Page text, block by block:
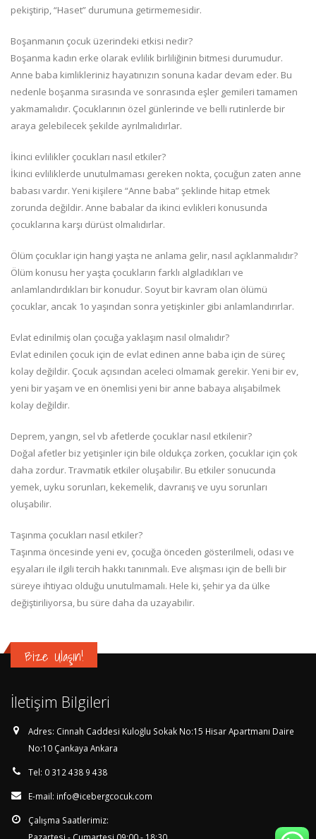
pekiştirip, “Haset” durumuna getirmemesidir.
Boşanmanın çocuk üzerindeki etkisi nedir?
Boşanma kadın erke olarak evlilik birliliğinin bitmesi durumudur.
Anne baba kimlikleriniz hayatınızın sonuna kadar devam eder. Bu
nedenle boşanma sırasında ve sonrasında eşler gemileri tamamen
yakmamalıdır. Çocuklarının özel günlerinde ve belli rutinlerde bir
araya gelebilecek şekilde ayrılmalıdırlar.
İkinci evlilikler çocukları nasıl etkiler?
İkinci evliliklerde unutulmaması gereken nokta, çocuğun zaten anne
babası vardır. Yeni kişilere “Anne baba” şeklinde hitap etmek
zorunda değildir. Anne babalar da ikinci evlikleri konusunda
çocuklarına karşı dürüst olmalıdırlar.
Ölüm çocuklar için hangi yaşta ne anlama gelir, nasıl açıklanmalıdır?
Ölüm konusu her yaşta çocukların farklı algıladıkları ve
anlamlandırdıkları bir konudur. Soyut bir kavram olan ölümü
çocuklar, ancak 1o yaşından sonra yetişkinler gibi anlamlandırırlar.
Evlat edinilmiş olan çocuğa yaklaşım nasıl olmalıdır?
Evlat edinilen çocuk için de evlat edinen anne baba için de süreç
kolay değildir. Çocuk açısından aceleci olmamak gerekir. Yeni bir ev,
yeni bir yaşam ve en önemlisi yeni bir anne babaya alışabilmek
kolay değildir.
Deprem, yangın, sel vb afetlerde çocuklar nasıl etkilenir?
Doğal afetler biz yetişinler için bile oldukça zorken, çocuklar için çok
daha zordur. Travmatik etkiler oluşabilir. Bu etkiler sonucunda
yemek, uyku sorunları, kekemelik, davranış ve uyu sorunları
oluşabilir.
Taşınma çocukları nasıl etkiler?
Taşınma öncesinde yeni ev, çocuğa önceden gösterilmeli, odası ve
eşyaları ile ilgili tercih hakkı tanınmalı. Eve alışması için de belli bir
süreye ihtiyacı olduğu unutulmamalı. Hele ki, şehir ya da ülke
değiştiriliyorsa, bu süre daha da uzayabilir.
Bize Ulaşın!
İletişim Bilgileri
Adres: Cinnah Caddesi Kuloğlu Sokak No:15 Hisar Apartmanı Daire
No:10 Çankaya Ankara
Tel: 0 312 438 9 438
E-mail: info@icebergcocuk.com
Çalışma Saatlerimiz: